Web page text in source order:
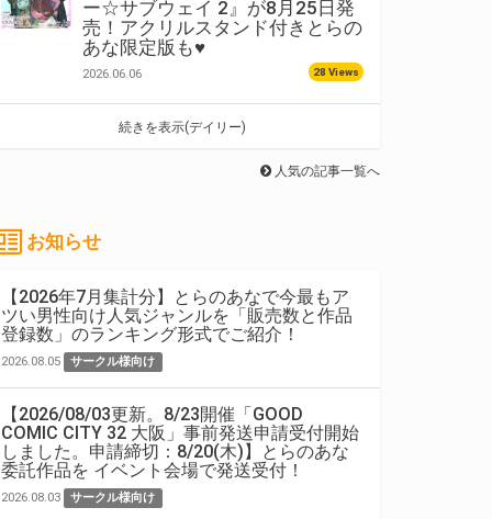
ー☆サブウェイ 2』が8月25日発
売！アクリルスタンド付きとらの
あな限定版も♥
2026.06.06 28 Views
続きを表示(デイリー)
人気の記事一覧へ
お知らせ
【2026年7月集計分】とらのあなで今最もア
ツい男性向け人気ジャンルを「販売数と作品
登録数」のランキング形式でご紹介！
2026.08.05 サークル様向け
【2026/08/03更新。8/23開催「GOOD
COMIC CITY 32 大阪」事前発送申請受付開始
しました。申請締切：8/20(木)】とらのあな
委託作品を イベント会場で発送受付！
2026.08.03 サークル様向け